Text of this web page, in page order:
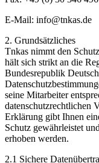
E-Mail: info@tnkas.de
2. Grundsätzliches
Tnkas nimmt den
hält sich strikt an die
Bundesrepublik
seine Mitarbeiter
datenschutzrechtlichen
Erklärung gibt Ihnen
Schutz gewährleistet
erhoben werden.
2.1 Sichere